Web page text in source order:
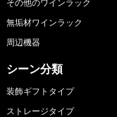
その他のワインラック
無垢材ワインラック
周辺機器
シーン分類
装飾ギフトタイプ
ストレージタイプ